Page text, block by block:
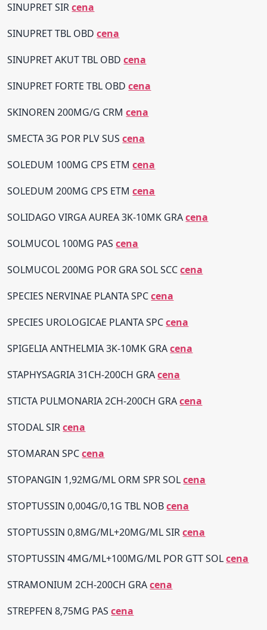
SINUPRET SIRcena
SINUPRET TBL OBDcena
SINUPRET AKUT TBL OBDcena
SINUPRET FORTE TBL OBDcena
SKINOREN 200MG/G CRMcena
SMECTA 3G POR PLV SUScena
SOLEDUM 100MG CPS ETMcena
SOLEDUM 200MG CPS ETMcena
SOLIDAGO VIRGA AUREA 3K-10MK GRAcena
SOLMUCOL 100MG PAScena
SOLMUCOL 200MG POR GRA SOL SCCcena
SPECIES NERVINAE PLANTA SPCcena
SPECIES UROLOGICAE PLANTA SPCcena
SPIGELIA ANTHELMIA 3K-10MK GRAcena
STAPHYSAGRIA 31CH-200CH GRAcena
STICTA PULMONARIA 2CH-200CH GRAcena
STODAL SIRcena
STOMARAN SPCcena
STOPANGIN 1,92MG/ML ORM SPR SOLcena
STOPTUSSIN 0,004G/0,1G TBL NOBcena
STOPTUSSIN 0,8MG/ML+20MG/ML SIRcena
STOPTUSSIN 4MG/ML+100MG/ML POR GTT SOLcena
STRAMONIUM 2CH-200CH GRAcena
STREPFEN 8,75MG PAScena